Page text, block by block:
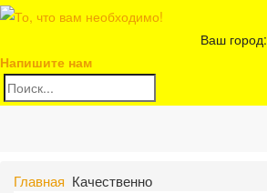
Ваш город:
Напишите нам
Главная Качественно